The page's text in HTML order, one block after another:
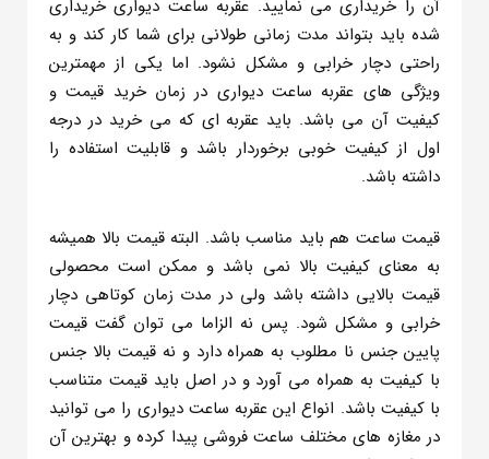
آن را خریداری می نمایید. عقربه ساعت دیواری خریداری
شده باید بتواند مدت زمانی طولانی برای شما کار کند و به
راحتی دچار خرابی و مشکل نشود. اما یکی از مهمترین
ویژگی های عقربه ساعت دیواری در زمان خرید قیمت و
کیفیت آن می باشد. باید عقربه ای که می خرید در درجه
اول از کیفیت خوبی برخوردار باشد و قابلیت استفاده را
داشته باشد.
قیمت ساعت هم باید مناسب باشد. البته قیمت بالا همیشه
به معنای کیفیت بالا نمی باشد و ممکن است محصولی
قیمت بالایی داشته باشد ولی در مدت زمان کوتاهی دچار
خرابی و مشکل شود. پس نه الزاما می توان گفت قیمت
پایین جنس نا مطلوب به همراه دارد و نه قیمت بالا جنس
با کیفیت به همراه می آورد و در اصل باید قیمت متناسب
با کیفیت باشد. انواع این عقربه ساعت دیواری را می توانید
در مغازه های مختلف ساعت فروشی پیدا کرده و بهترین آن